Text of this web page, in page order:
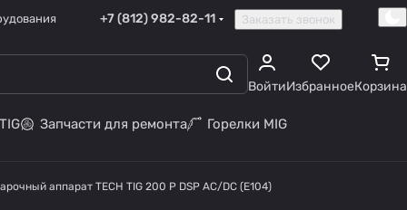
+7 (812) 982-82-11 Заказать звонок
ВойтиИзбранноеКорзина
Запчасти для ремонта Горелки MIG
аппарат TECH TIG 200 P DSP AC/DC (E104)